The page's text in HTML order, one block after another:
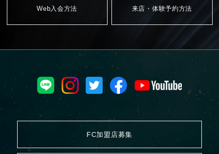
Web入会方法 来店・体験予約方法
FC加盟店募集